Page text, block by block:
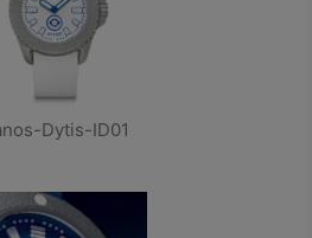
Dytis-ID01